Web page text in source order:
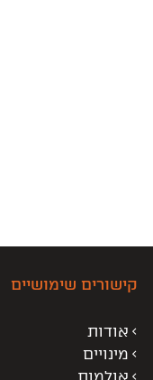
קישורים שימושיים
אודות
מינויים
אולמות